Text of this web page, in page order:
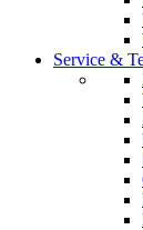
Service &